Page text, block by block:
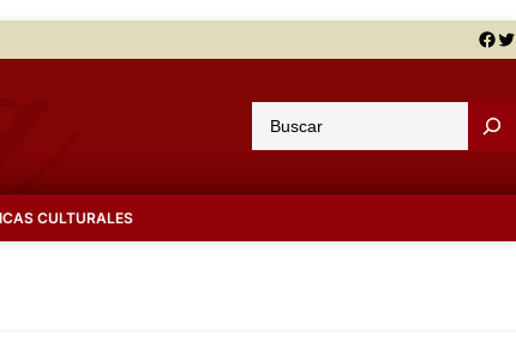
Facebook Twitter
u
a
CULTURALES